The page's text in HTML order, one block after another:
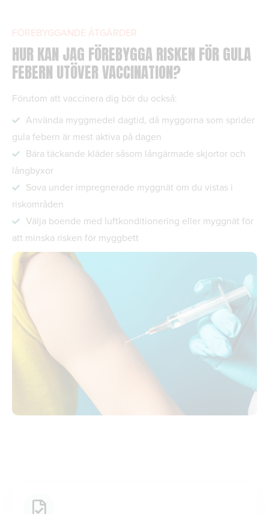
FÖREBYGGANDE ÅTGÄRDER
HUR KAN JAG FÖREBYGGA RISKEN FÖR GULA
FEBERN UTÖVER VACCINATION?
Förutom att vaccinera dig bör du också:
Använda myggmedel dagtid, då myggorna som sprider
gula febern är mest aktiva på dagen
Bära täckande kläder såsom långärmade skjortor och
långbyxor
Sova under impregnerade myggnät om du vistas i
riskområden
Välja boende med luftkonditionering eller myggnät för
att minska risken för myggbett